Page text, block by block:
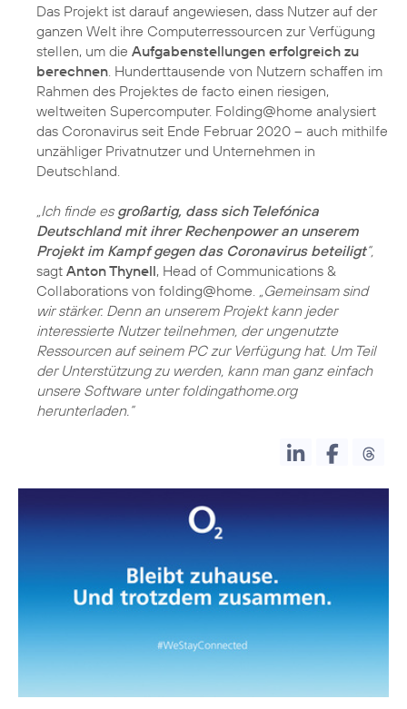
Das Projekt ist darauf angewiesen, dass Nutzer auf der
ganzen Welt ihre Computerressourcen zur Verfügung
stellen, um die Aufgabenstellungen erfolgreich zu
berechnen . Hunderttausende von Nutzern schaffen im
Rahmen des Projektes de facto einen riesigen,
weltweiten Supercomputer. Folding@home analysiert
das Coronavirus seit Ende Februar 2020 – auch mithilfe
unzähliger Privatnutzer und Unternehmen in
Deutschland.
„Ich finde es großartig, dass sich Telefónica
Deutschland mit ihrer Rechenpower an unserem
Projekt im Kampf gegen das Coronavirus beteiligt“,
sagt Anton Thynell, Head of Communications &
Collaborations von folding@home.
„Gemeinsam sind
wir stärker. Denn an unserem Projekt kann jeder
interessierte Nutzer teilnehmen, der ungenutzte
Ressourcen auf seinem PC zur Verfügung hat. Um Teil
der Unterstützung zu werden, kann man ganz einfach
unsere Software unter foldingathome.org
herunterladen.“